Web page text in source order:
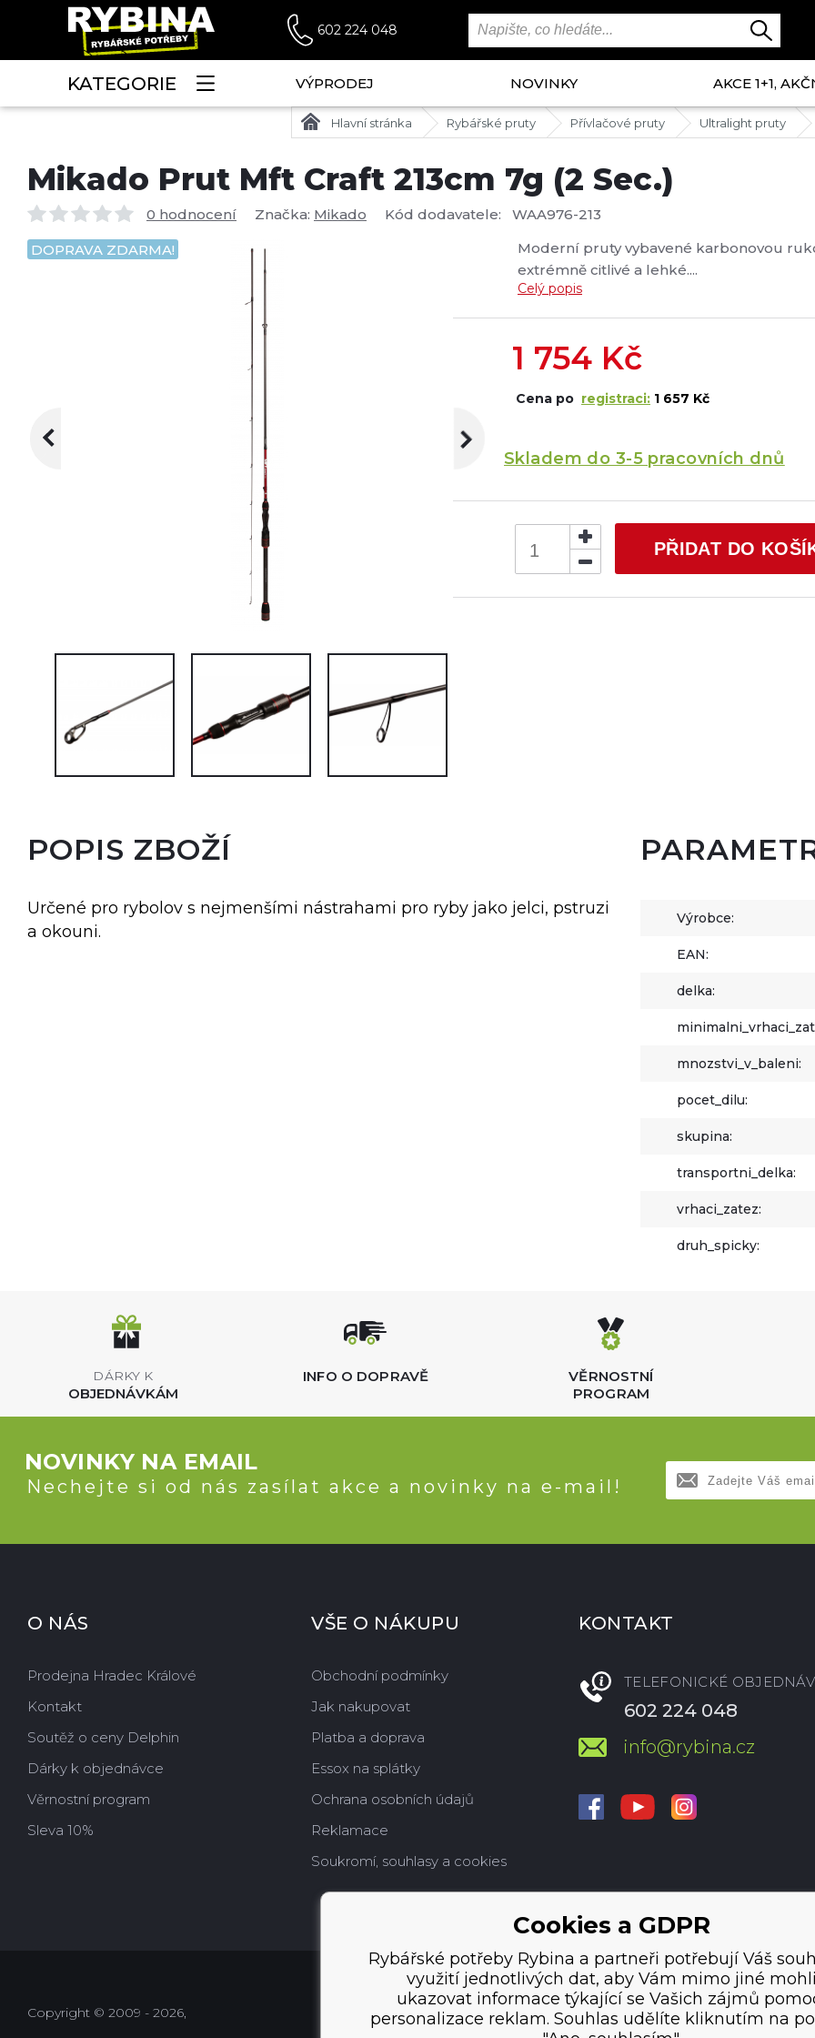
602 224 048
KATEGORIE VÝPRODEJ NOVINKY AKCE 1+1,
Hlavní stránka Rybářské pruty Přívlačové pruty Ultralight pruty
Mikado Prut Mft Craft 213cm 7g (2 Sec.)
0 hodnocení Značka: Mikado Kód dodavatele: WAA976-213
DOPRAVA ZDARMA!
Moderní pruty vybavené karbonovou
extrémně citlivé a lehké....
Celý popis
1 754 Kč
Cena po registraci: 1 657 Kč
Skladem do 3-5 pracovních dnů
PŘIDAT DO
POPIS ZBOŽÍ
Určené pro rybolov s nejmenšími nástrahami pro ryby jako jelci, pstruzi
a okouni.
Výrobce:
EAN:
delka:
mnozstvi_v_baleni:
pocet_dilu:
skupina:
transportni_delka:
vrhaci_zatez:
druh_spicky:
DÁRKY K
OBJEDNÁVKÁM
INFO O DOPRAVĚ
VĚRNOSTNÍ
PROGRAM
NOVINKY NA EMAIL
Nechejte si od nás zasílat akce a novinky na e-mail!
O NÁS
Prodejna Hradec Králové
Kontakt
Soutěž o ceny Delphin
Dárky k objednávce
Věrnostní program
Sleva 10%
VŠE O NÁKUPU
Obchodní podmínky
Jak nakupovat
Platba a doprava
Essox na splátky
Ochrana osobních údajů
Reklamace
Soukromí, souhlasy a cookies
KONTAKT
TELEFONICKÉ
602 224 048
info@rybina.cz
Copyright © 2009 - 2026,
Cookies a GDPR
Rybářské potřeby Rybina a partneři potřebují Váš
využití jednotlivých dat, aby Vám mimo jiné
ukazovat informace týkající se Vašich zájmů
personalizace reklam. Souhlas udělíte kliknutím na